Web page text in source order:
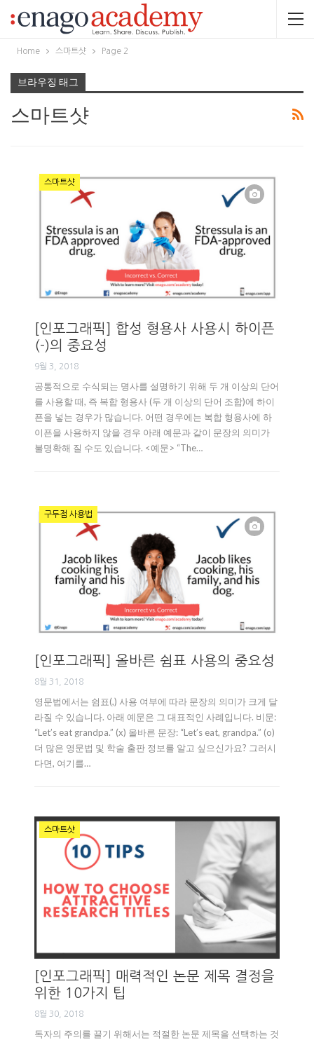
Home 스마트샷 Page 2
브라우징 태그
스마트샷
스마트샷
[인포그래픽] 합성 형용사 사용시 하이픈
(-)의 중요성
9월 3, 2018
공통적으로 수식되는 명사를 설명하기 위해 두 개 이상의 단어
를 사용할 때, 즉 복합 형용사 (두 개 이상의 단어 조합)에 하이
픈을 넣는 경우가 많습니다. 어떤 경우에는 복합 형용사에 하
이픈을 사용하지 않을 경우 아래 예문과 같이 문장의 의미가
불명확해 질 수도 있습니다. <예문> “The…
구두점 사용법
[인포그래픽] 올바른 쉼표 사용의 중요성
8월 31, 2018
영문법에서는 쉼표(,) 사용 여부에 따라 문장의 의미가 크게 달
라질 수 있습니다. 아래 예문은 그 대표적인 사례입니다. 비문:
“Let’s eat grandpa.” (x) 올바른 문장: “Let’s eat, grandpa.” (o)
더 많은 영문법 및 학술 출판 정보를 알고 싶으신가요? 그러시
다면, 여기를…
스마트샷
[인포그래픽] 매력적인 논문 제목 결정을
위한 10가지 팁
8월 30, 2018
독자의 주의를 끌기 위해서는 적절한 논문 제목을 선택하는 것